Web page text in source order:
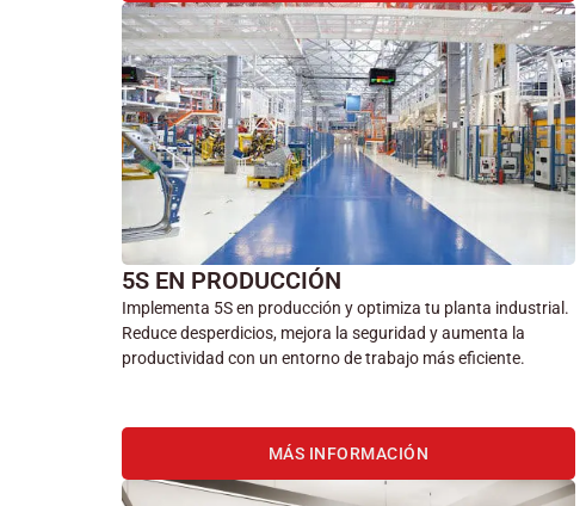
5S EN PRODUCCIÓN
Implementa 5S en producción y optimiza tu planta industrial.
Reduce desperdicios, mejora la seguridad y aumenta la
productividad con un entorno de trabajo más eficiente.
MÁS INFORMACIÓN